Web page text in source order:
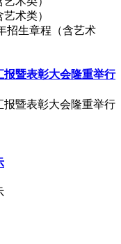
招生章程（含艺术
报暨表彰大会隆重举行
报暨表彰大会隆重举行